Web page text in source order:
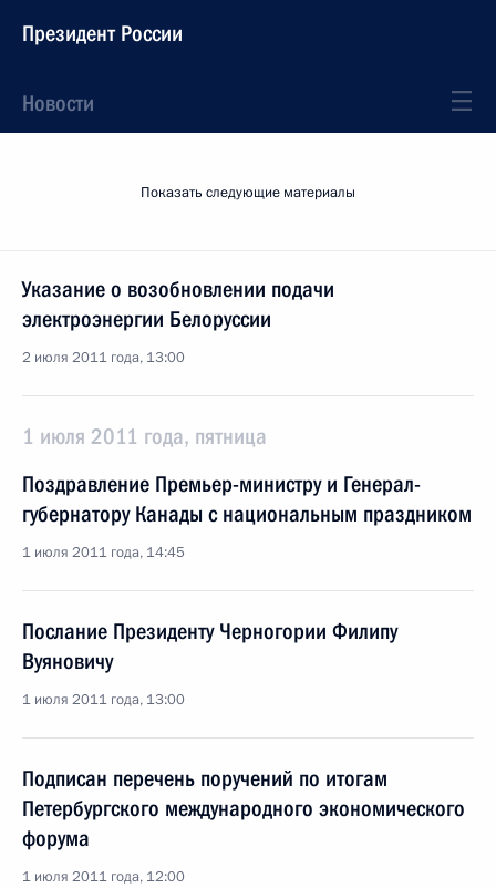
Президент России
Новости
Показать следующие материалы
Указание о возобновлении подачи
электроэнергии Белоруссии
2 июля 2011 года, 13:00
1 июля 2011 года, пятница
Поздравление Премьер-министру и Генерал-
губернатору Канады с национальным праздником
1 июля 2011 года, 14:45
Послание Президенту Черногории Филипу
Вуяновичу
1 июля 2011 года, 13:00
Подписан перечень поручений по итогам
Петербургского международного экономического
форума
1 июля 2011 года, 12:00